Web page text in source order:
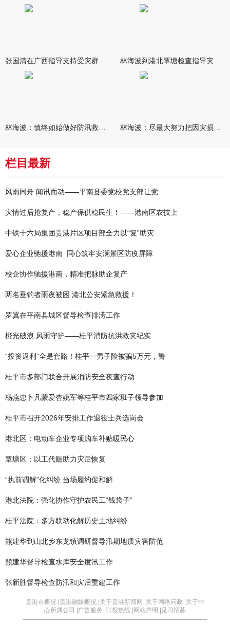
栏目最新
风雨同舟 闻讯而动——平南县委党校党支部让党
灾情过后抢复产，稳产保供稳民生！——港南区农技上
中铁十六局集团贵港片区项目部全力以“复”助灾
爱心企业驰援港南 同心筑牢安澜景区防疫屏障
校企协作驰援港南，精准把脉助企复产
两名垂钓者雨夜被困 港北公安紧急救援！
罗翼在平南县城区督导检查排涝工作
橙光破浪 风雨守护——桂平消防抗洪救灾纪实
“投资返利”全是套路！桂平一男子险被骗5万元，警
桂平市多部门联合开展消防安全夜查行动
杨燕忠卜凡蒙爱杏姚军等桂平市四家班子领导参加
桂平市召开2026年安排工作退役士兵选岗会
港北区：电动车企业专项购车补贴暖民心
覃塘区：以工代赈助力灾后恢复
“执前调解”化纠纷 当场履约促和解
港北法院：强化协作守护农民工“钱袋子”
桂平法院：多方联动化解历史土地纠纷
熊建华到山北乡东龙镇调研督导汛期地质灾害防范
熊建华督导检查水库安全度汛工作
张新胜督导检查防汛和灾后重建工作
贵港市概况 | 贵港融媒概况 | 关于贵港新闻网 | 关于网络问政 | 关于中
心所属公司 | 广告服务 | 订报热线 | 网站声明 | 见习招募